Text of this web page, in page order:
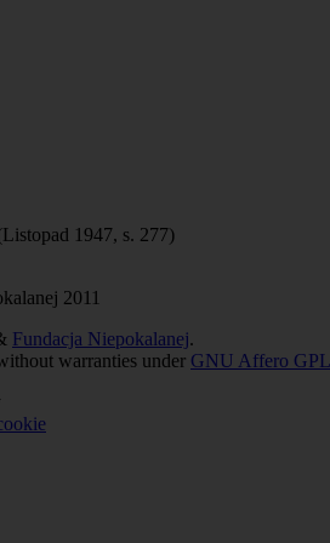
1947, s. 277)
2011
Fundacja Niepokalanej.
warranties under GNU Affero GPL